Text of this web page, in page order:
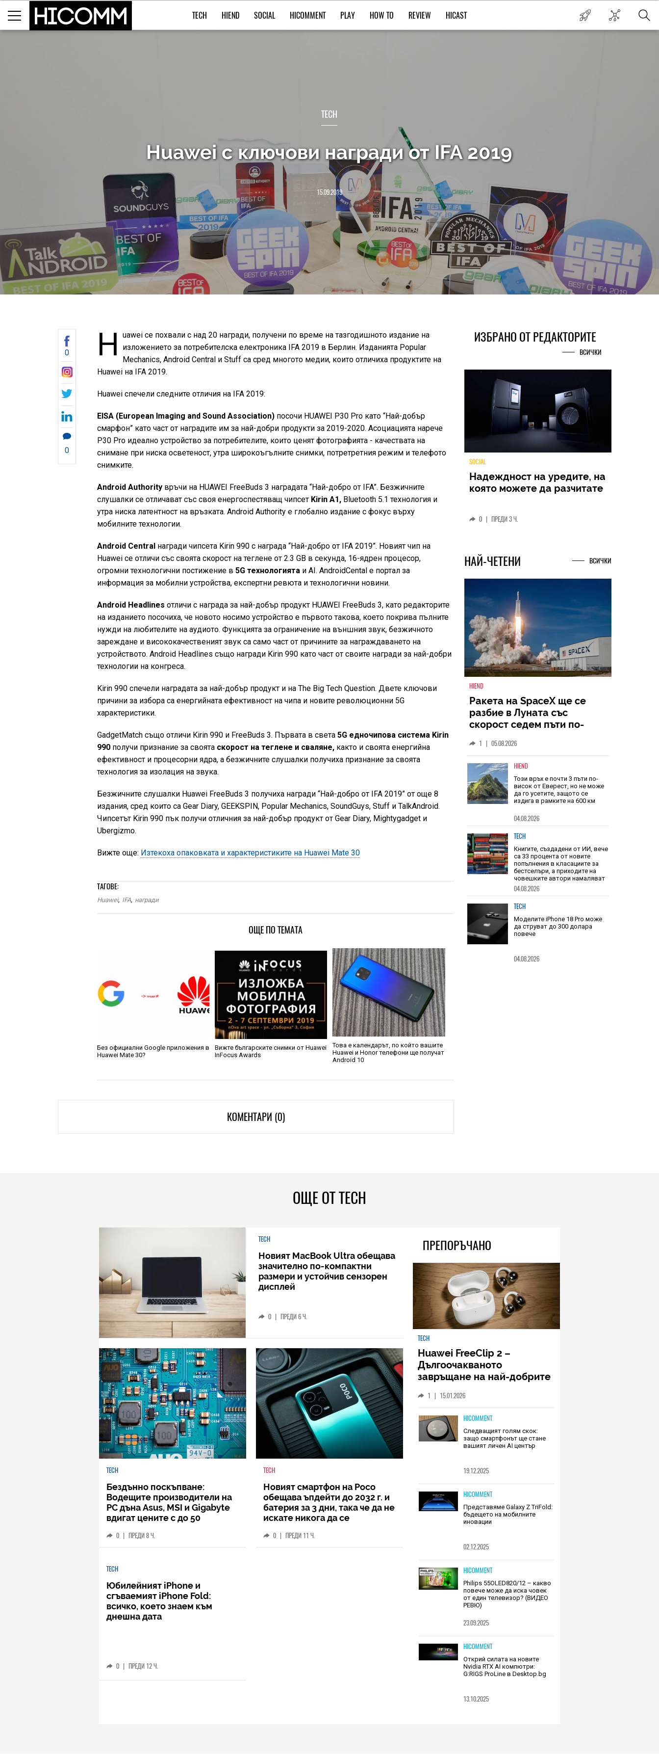
TECH HIEND SOCIAL HICOMMENT PLAY HOW TO REVIEW HICAST
TECH
Huawei с ключови награди от IFA 2019
15.09.2019
0
0
H
uawei се похвали с над 20 награди, получени по време на тазгодишното издание на
изложението за потребителска електроника IFA 2019 в Берлин. Изданията Popular
Mechanics, Android Central и Stuff са сред многото медии, които отличиха продуктите на
Huawei на IFA 2019.
Huawei спечели следните отличия на IFA 2019:
EISA (European Imaging and Sound Association) посочи HUAWEI P30 Pro като “Най-добър
смарфон” като част от наградите им за най-добри продукти за 2019-2020. Асоциацията нарече
P30 Pro идеално устройство за потребителите, които ценят фотографията - качествата на
снимане при ниска осветеност, утра широкоъгълните снимки, потретретния режим и телефото
снимките.
Android Authority връчи на HUAWEI FreeBuds 3 наградата “Най-добро от IFA”. Безжичните
слушалки се отличават със своя енергоспестяващ чипсет Kirin A1, Bluetooth 5.1 технология и
утра ниска латентност на връзката. Android Authority е глобално издание с фокус върху
мобилните технологии.
Android Central награди чипсета Kirin 990 с награда “Най-добро от IFA 2019”. Новият чип на
Huawei се отличи със своята скорост на теглене от 2.3 GB в секунда, 16-ядрен процесор,
огромни технологични постижение в5G технологията и AI. AndroidCental е портал за
информация за мобилни устройства, експертни ревюта и технологични новини.
Android Headlines отличи с награда за най-добър продукт HUAWEI FreeBuds 3, като редакторите
на изданието посочиха, че новото носимо устройство е първото такова, което покрива пълните
нужди на любителите на аудиото. Функцията за ограничение на външния звук, безжичното
зареждане и висококачественият звук са само част от причините за награждаването на
устройството. Android Headlines също награди Kirin 990 като част от своите награди за най-добри
технологии на конгреса.
Kirin 990 спечели наградата за най-добър продукт и на The Big Tech Question. Двете ключови
причини за избора са енергийната ефективност на чипа и новите революционни 5G
характеристики.
GadgetMatch също отличи Kirin 990 и FreeBuds 3. Първата в света5G едночипова система Kirin
990 получи признание за своята скорост на теглене и сваляне, както и своята енергийна
ефективност и процесорни ядра, а безжичните слушалки получиха признание за своята
технология за изолация на звука.
Безжичните слушалки Huawei FreeBuds 3 получиха награди “Най-добро от IFA 2019” от още 8
издания, сред които са Gear Diary, GEEKSPIN, Popular Mechanics, SoundGuys, Stuff и TalkAndroid.
Чипсетът Kirin 990 пък получи отличния за най-добър продукт от Gear Diary, Mightygadget и
Ubergizmo.
Вижте още: Изтекоха опаковката и характеристиките на Huawei Mate 30
ТАГОВЕ:
Huawei, IFA, награди
ОЩЕ ПО ТЕМАТА
Без официални Google приложения в
Huawei Mate 30?
Вижте българските снимки от Huawei
InFocus Awards
Това е календарът, по който вашите
Huawei и Honor телефони ще получат
Android 10
КОМЕНТАРИ (0)
ИЗБРАНО ОТ РЕДАКТОРИТЕ
ВСИЧКИ
TECH
Ultra – ново име, познато
НАЙ-ЧЕТЕНИ
HIEND
Ракета на SpaceX ще се
разбие в Луната със
голяма от скоростта на
звука
| 05.08.2026
HIEND
Този връх е почти 3 пъти по-
да го усетите, защото се
издига в рамките на 600 км
04.08.2026
TECH
Книгите, създадени от ИИ, вече
са 33 процента от новите
попълнения в класациите за
бестселъри, а приходите на
човешките автори намаляват
04.08.2026
TECH
повече
ОЩЕ ОТ TECH
TECH
Новият MacBook Ultra обещава
значително по-компактни
размери и устойчив сензорен
дисплей
0 | ПРЕДИ 6 Ч.
TECH
Бездънно поскъпване:
Водещите производители на
РС дъна Asus, MSI и Gigabyte
вдигат цените с до 50
0 | ПРЕДИ 8 Ч.
TECH
Новият смартфон на Poco
обещава ъпдейти до 2032 г. и
батерия за 3 дни, така че да не
искате никога да се
0 | ПРЕДИ 11 Ч.
TECH
Юбилейният iPhone и
сгъваемият iPhone Fold:
всичко, което знаем към
днешна дата
0 | ПРЕДИ 12 Ч.
ПРЕПОРЪЧАНО
TECH
Huawei FreeClip 2 –
Дългоочакваното
завръщане на най-добрите
1 | 15.01.2026
HICOMMENT
Следващият голям скок:
защо смартфонът ще стане
вашият личен AI център
19.12.2025
HICOMMENT
Представяме Galaxy Z TriFold:
бъдещето на мобилните
иновации
02.12.2025
HICOMMENT
Philips 55OLED820/12 – какво
повече може да иска човек
от един телевизор? (ВИДЕО
РЕВЮ)
23.09.2025
HICOMMENT
Открий силата на новите
Nvidia RTX AI компютри:
G:RIGS ProLine в Desktop.bg
13.10.2025